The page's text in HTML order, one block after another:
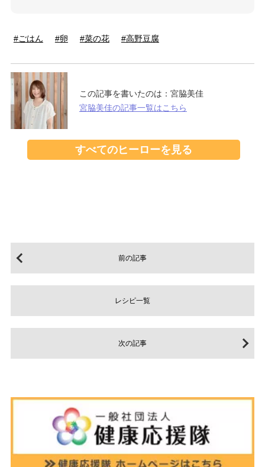
ごはん 卵 菜の花 高野豆腐
この記事を書いたのは： 宮脇美佳
宮脇美佳の記事一覧はこちら
すべてのヒーローを見る
前の記事
次の記事
レシピ一覧